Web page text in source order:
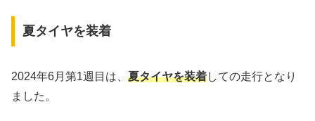
夏タイヤを装着
2024年6月第1週目は、 夏タイヤを装着しての走行となり
ました。